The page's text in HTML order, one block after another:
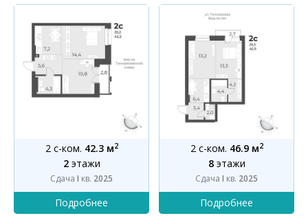
2 с-ком. 42.3 м2
2этажи
Сдача I кв. 2025
2 с-ком. 46.9 м2
8этажи
Сдача I кв. 2025